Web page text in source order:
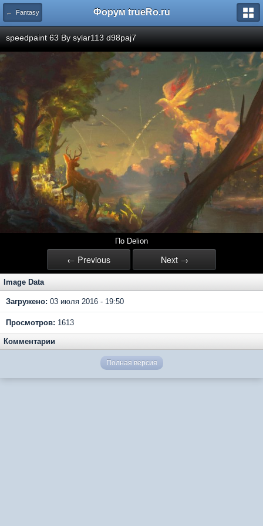
← Fantasy Форум trueRo.ru
speedpaint 63 By sylar113 d98paj7
По Delion
← Previous Next →
Image Data
Загружено: 03 июля 2016 - 19:50
Просмотров: 1613
Комментарии
Полная версия